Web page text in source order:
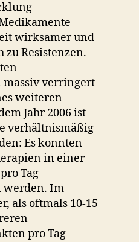
wirksamer und
Resistenzen.
verringert
weiteren
Jahr 2006 ist
verhältnismäßig
Es konnten
in einer
Tag
werden. Im
als oftmals 10-15
pro Tag